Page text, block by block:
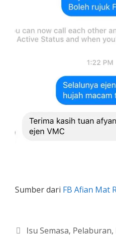
Sumber dari FB Afian Mat
Categories
Isu Semasa, Pelaburan,